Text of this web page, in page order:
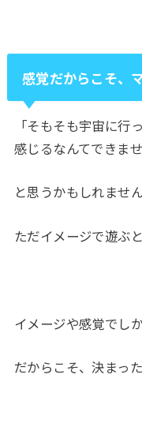
感覚だからこそ、
「そもそも宇宙に行
感じるなんてできませ
と思うかもしれません
ただイメージで遊ぶ
イメージや感覚でし
だからこそ、決まっ